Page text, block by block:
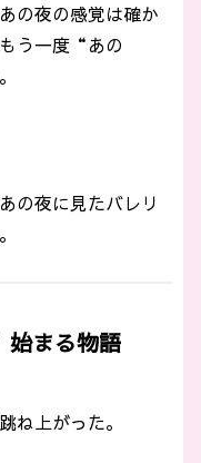
の夜の感覚は確か
う一度“あの
の夜に見たバレリ
まる物語
ね上がった。